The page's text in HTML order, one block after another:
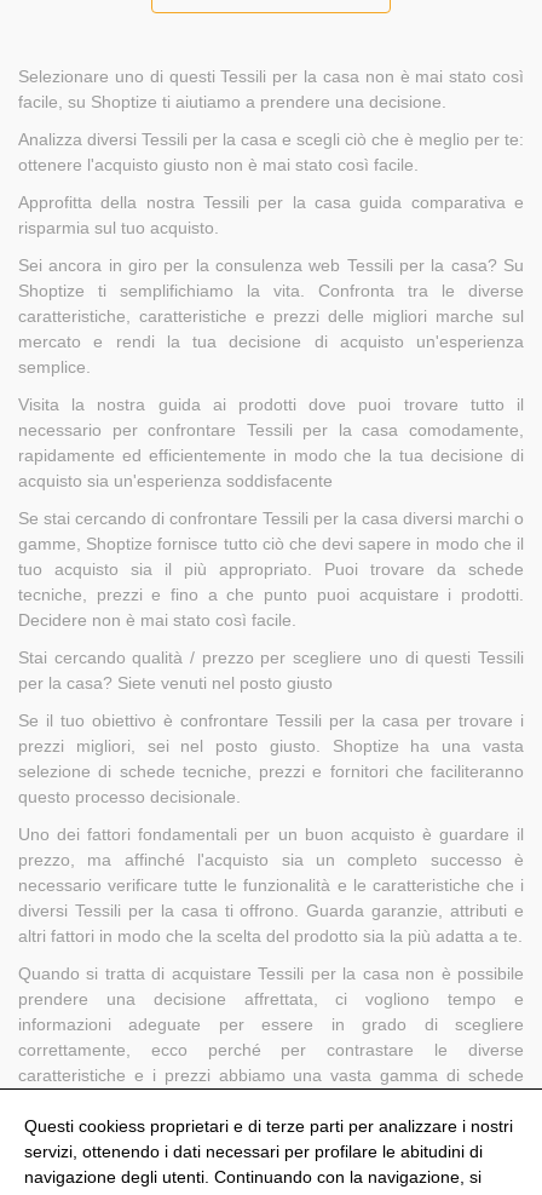
Selezionare uno di questi Tessili per la casa non è mai stato così
facile, su Shoptize ti aiutiamo a prendere una decisione.
Analizza diversi Tessili per la casa e scegli ciò che è meglio per te:
ottenere l'acquisto giusto non è mai stato così facile.
Approfitta della nostra Tessili per la casa guida comparativa e
risparmia sul tuo acquisto.
Sei ancora in giro per la consulenza web Tessili per la casa? Su
Shoptize ti semplifichiamo la vita. Confronta tra le diverse
caratteristiche, caratteristiche e prezzi delle migliori marche sul
mercato e rendi la tua decisione di acquisto un'esperienza
semplice.
Visita la nostra guida ai prodotti dove puoi trovare tutto il
necessario per confrontare Tessili per la casa comodamente,
rapidamente ed efficientemente in modo che la tua decisione di
acquisto sia un'esperienza soddisfacente
Se stai cercando di confrontare Tessili per la casa diversi marchi o
gamme, Shoptize fornisce tutto ciò che devi sapere in modo che il
tuo acquisto sia il più appropriato. Puoi trovare da schede
tecniche, prezzi e fino a che punto puoi acquistare i prodotti.
Decidere non è mai stato così facile.
Stai cercando qualità / prezzo per scegliere uno di questi Tessili
per la casa? Siete venuti nel posto giusto
Se il tuo obiettivo è confrontare Tessili per la casa per trovare i
prezzi migliori, sei nel posto giusto. Shoptize ha una vasta
selezione di schede tecniche, prezzi e fornitori che faciliteranno
questo processo decisionale.
Uno dei fattori fondamentali per un buon acquisto è guardare il
prezzo, ma affinché l'acquisto sia un completo successo è
necessario verificare tutte le funzionalità e le caratteristiche che i
diversi Tessili per la casa ti offrono. Guarda garanzie, attributi e
altri fattori in modo che la scelta del prodotto sia la più adatta a te.
Quando si tratta di acquistare Tessili per la casa non è possibile
prendere una decisione affrettata, ci vogliono tempo e
informazioni adeguate per essere in grado di scegliere
correttamente, ecco perché per contrastare le diverse
caratteristiche e i prezzi abbiamo una vasta gamma di schede
ragazzi.
Questi cookiess proprietari e di terze parti per analizzare i nostri
servizi, ottenendo i dati necessari per profilare le abitudini di
navigazione degli utenti. Continuando con la navigazione, si